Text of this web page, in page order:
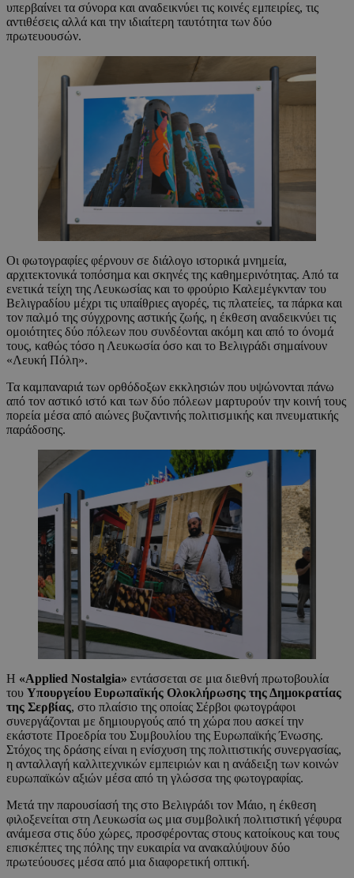
υπερβαίνει τα σύνορα και αναδεικνύει τις κοινές εμπειρίες, τις
αντιθέσεις αλλά και την ιδιαίτερη ταυτότητα των δύο
πρωτευουσών.
Οι φωτογραφίες φέρνουν σε διάλογο ιστορικά μνημεία,
αρχιτεκτονικά τοπόσημα και σκηνές της καθημερινότητας. Από τα
ενετικά τείχη της Λευκωσίας και το φρούριο Καλεμέγκνταν του
Βελιγραδίου μέχρι τις υπαίθριες αγορές, τις πλατείες, τα πάρκα και
τον παλμό της σύγχρονης αστικής ζωής, η έκθεση αναδεικνύει τις
ομοιότητες δύο πόλεων που συνδέονται ακόμη και από το όνομά
τους, καθώς τόσο η Λευκωσία όσο και το Βελιγράδι σημαίνουν
«Λευκή Πόλη».
Τα καμπαναριά των ορθόδοξων εκκλησιών που υψώνονται πάνω
από τον αστικό ιστό και των δύο πόλεων μαρτυρούν την κοινή τους
πορεία μέσα από αιώνες βυζαντινής πολιτισμικής και πνευματικής
παράδοσης.
Η «Applied Nostalgia» εντάσσεται σε μια διεθνή πρωτοβουλία
του Υπουργείου Ευρωπαϊκής Ολοκλήρωσης της Δημοκρατίας
της Σερβίας, στο πλαίσιο της οποίας Σέρβοι φωτογράφοι
συνεργάζονται με δημιουργούς από τη χώρα που ασκεί την
εκάστοτε Προεδρία του Συμβουλίου της Ευρωπαϊκής Ένωσης.
Στόχος της δράσης είναι η ενίσχυση της πολιτιστικής συνεργασίας,
η ανταλλαγή καλλιτεχνικών εμπειριών και η ανάδειξη των κοινών
ευρωπαϊκών αξιών μέσα από τη γλώσσα της φωτογραφίας.
Μετά την παρουσίασή της στο Βελιγράδι τον Μάιο, η έκθεση
φιλοξενείται στη Λευκωσία ως μια συμβολική πολιτιστική γέφυρα
ανάμεσα στις δύο χώρες, προσφέροντας στους κατοίκους και τους
επισκέπτες της πόλης την ευκαιρία να ανακαλύψουν δύο
πρωτεύουσες μέσα από μια διαφορετική οπτική.